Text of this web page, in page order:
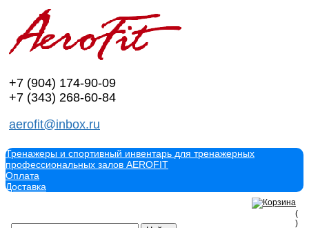
+7 (904) 174-90-09
+7 (343) 268-60-84
aerofit@inbox.ru
Тренажеры и спортивный инвентарь для тренажерных
профессиональных залов AEROFIT
Оплата
Доставка
(
)